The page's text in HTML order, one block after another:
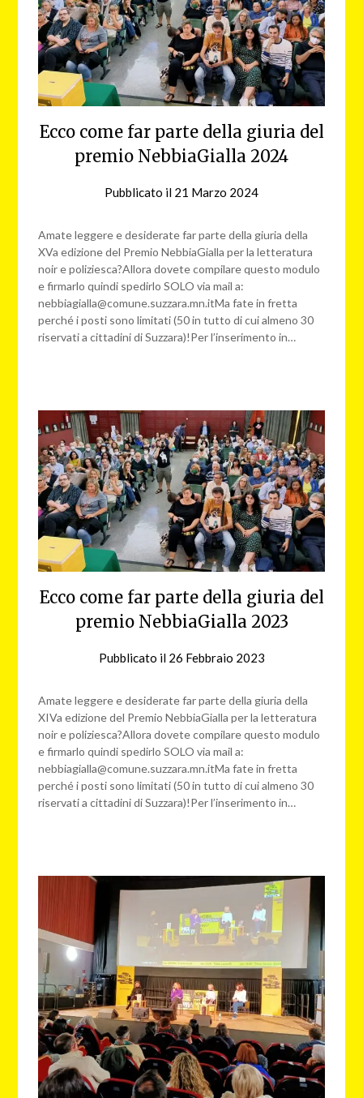
Ecco come far parte della giuria del
premio NebbiaGialla 2024
Pubblicato il 21 Marzo 2024
Amate leggere e desiderate far parte della giuria della
XVa edizione del Premio NebbiaGialla per la letteratura
noir e poliziesca?Allora dovete compilare questo modulo
e firmarlo quindi spedirlo SOLO via mail a:
nebbiagialla@comune.suzzara.mn.itMa fate in fretta
perché i posti sono limitati (50 in tutto di cui almeno 30
riservati a cittadini di Suzzara)!Per l’inserimento in…
Ecco come far parte della giuria del
premio NebbiaGialla 2023
Pubblicato il 26 Febbraio 2023
Amate leggere e desiderate far parte della giuria della
XIVa edizione del Premio NebbiaGialla per la letteratura
noir e poliziesca?Allora dovete compilare questo modulo
e firmarlo quindi spedirlo SOLO via mail a:
nebbiagialla@comune.suzzara.mn.itMa fate in fretta
perché i posti sono limitati (50 in tutto di cui almeno 30
riservati a cittadini di Suzzara)!Per l’inserimento in…